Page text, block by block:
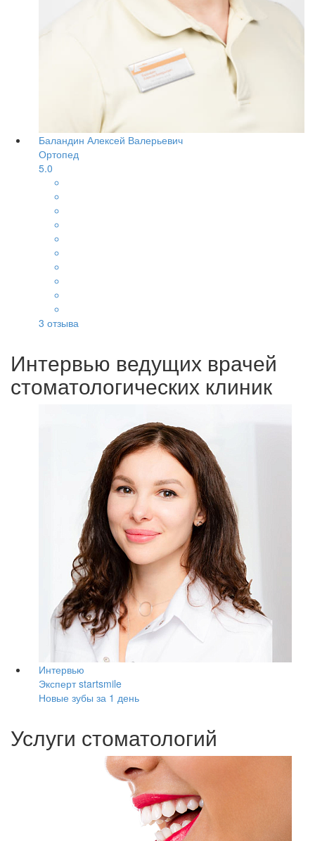
Баландин Алексей Валерьевич
Ортопед
5.0
3 отзыва
Интервью ведущих врачей
стоматологических клиник
Интервью
Эксперт startsmile
Новые зубы за 1 день
Услуги стоматологий